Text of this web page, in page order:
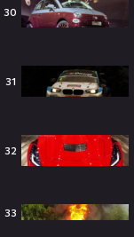
30
31
32
33